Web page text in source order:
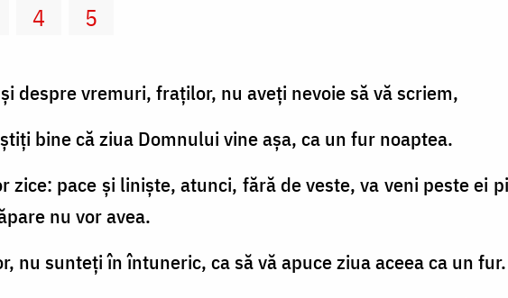
4 5
despre vremuri, fraţilor, nu aveţi nevoie să vă scriem,
bine că ziua Domnului vine aşa, ca un fur noaptea.
zice: pace şi linişte, atunci, fără de veste, va veni peste ei
nu vor avea.
nu sunteţi în întuneric, ca să vă apuce ziua aceea ca un fur.